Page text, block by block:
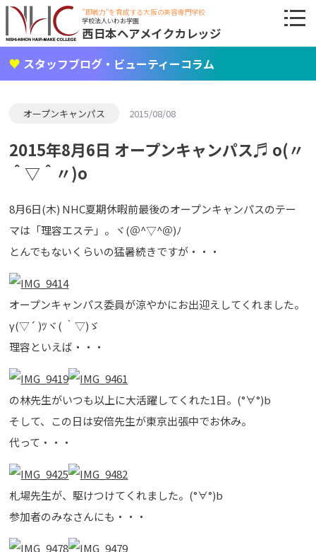
"即戦力"を育成する大阪の美容専門学校
学校法人いわお学園
西日本ヘアメイクカレッジ
スタッフブログ・ビューティーコラム
オープンキャンパス 2015/08/08
2015年8月6日 オープンキャンパス♬ o(〃
＾▽＾〃)o
8月6日(木) NHC夏期休暇前最後のオープンキャンパスのテー
マは「理容エステ」。ヾ(＠^▽^＠)ﾉ
とんでもないくらいの猛暑続きですが・・・
オープンキャンパス委員が涼やかにお出迎えしてくれました。
γ(▽´ )ﾂヾ( ｀▽)ゞ
理容といえば・・・
の林先生がいつも以上に大活躍してくれた1日。(°∀°)b
そして、この日は安倍先生が東京出張中でお休み。
代って・・・
札場先生が、駆けつけてくれました。(°∀°)b
参加者のみなさんにも・・・